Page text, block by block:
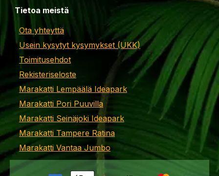
Tietoa meistä
Ota yhteyttä
Usein kysytyt kysymykset (UKK)
Toimitusehdot
Rekisteriseloste
Marakatti Lempäälä Ideapark
Marakatti Pori Puuvilla
Marakatti Seinäjoki Ideapark
Marakatti Tampere Ratina
Marakatti Vantaa Jumbo